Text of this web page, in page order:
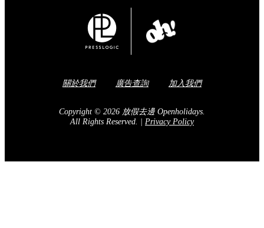
關於我們 廣告查詢 加入我們
Copyright © 2026 放假去邊 Openholidays.
All Rights Reserved.
Privacy Policy